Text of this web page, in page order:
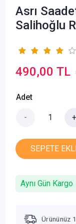
Asrı
Salihoğlu
490,00 TL
Adet
- +
SEPETE
Aynı Gün Kargo
Ürününüz